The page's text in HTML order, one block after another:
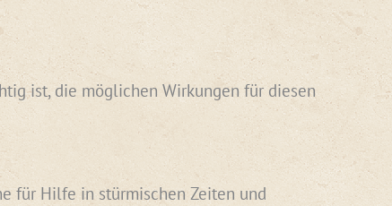
ist, die möglichen Wirkungen für diesen
für Hilfe in stürmischen Zeiten und